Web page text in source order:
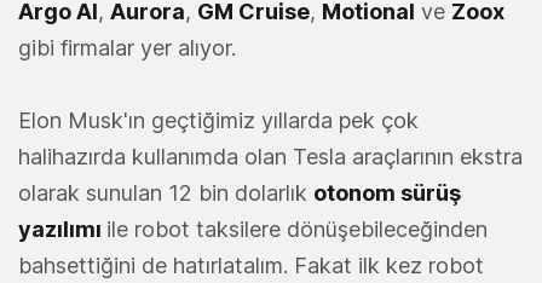
ArgoAI, Aurora, GM Cruise, Motional ve Zoox
gibi firmalar yer alıyor.
Elon Musk'ın geçtiğimiz yıllarda pek çok
halihazırda kullanımda olan Tesla araçlarının ekstra
olarak sunulan 12 bin dolarlık otonom sürüş
yazılımı ile robot taksilere dönüşebileceğinden
bahsettiğini de hatırlatalım. Fakat ilk kez robot